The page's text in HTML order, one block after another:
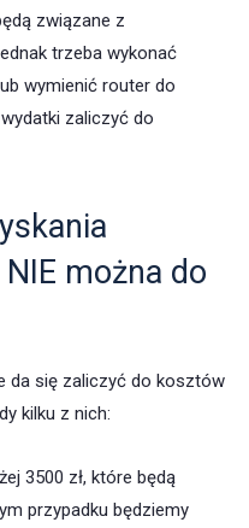
związane z
trzeba wykonać
wymienić router do
zaliczyć do
można do
da się zaliczyć do kosztów
kilku z nich:
3500 zł, które będą
przypadku będziemy